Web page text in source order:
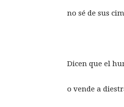
no sé de sus
Dicen que el
o vende a